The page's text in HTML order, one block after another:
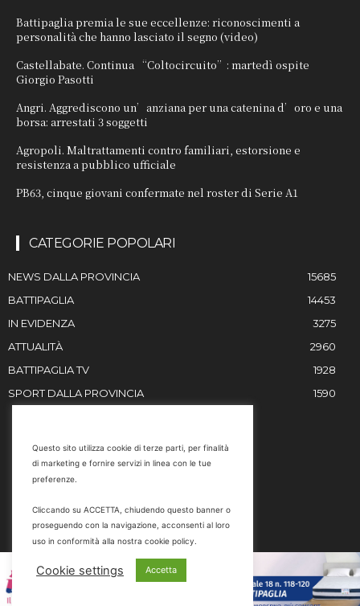
Battipaglia premia le sue eccellenze: riconoscimenti a
personalità che hanno lasciato il segno (video)
Castellabate. Continua “Coltocircuito”: martedì ospite
Giorgio Pasotti
Angri. Aggrediscono un’anziana per una catenina d’oro e una
borsa: arrestati 3 soggetti
Agropoli. Maltrattamenti contro familiari, estorsione e
resistenza a pubblico ufficiale
PB63, cinque giovani confermate nel roster di Serie A1
CATEGORIE POPOLARI
NEWS DALLA PROVINCIA
15685
BATTIPAGLIA
14453
IN EVIDENZA
3275
ATTUALITÀ
2960
BATTIPAGLIA TV
1928
SPORT DALLA PROVINCIA
1590
Email
marketing@battipaglia1929.it
carminegaldi@virgilio.it
Questo sito utilizza cookie di terze parti, per finalità
di marketing e fornire servizi in linea con le tue
preferenze.
Cliccando su ACCETTA, chiudendo questo banner o
proseguendo con la navigazione, acconsenti al loro
uso in conformità alla nostra cookie policy.
Cookie settings Accetta